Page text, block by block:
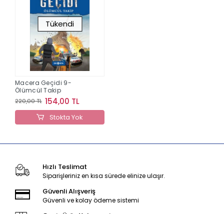
Tükendi
Macera Geçidi 9-
Ölümcül Takip
220,00 TL 154,00 TL
Stokta Yok
Hızlı Teslimat
Siparişleriniz en kısa sürede elinize ulaşır.
Güvenli Alışveriş
Güvenli ve kolay ödeme sistemi